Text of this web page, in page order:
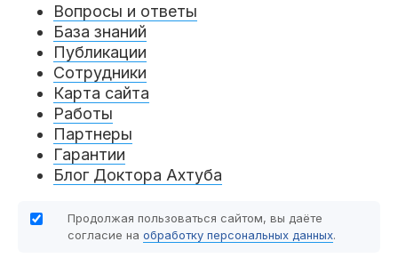
Вопросы и ответы
База знаний
Публикации
Сотрудники
Карта сайта
Работы
Партнеры
Гарантии
Блог Доктора Ахтуба
Продолжая пользоваться сайтом, вы даёте
согласие на обработку персональных данных.